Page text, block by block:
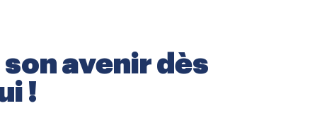
son avenir dès
!